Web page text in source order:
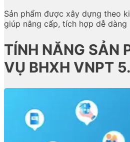
Sản phẩm được xây dựng theo
giúp nâng cấp, tích hợp dễ dàng
TÍNH NĂNG SẢN
VỤ BHXH VNPT